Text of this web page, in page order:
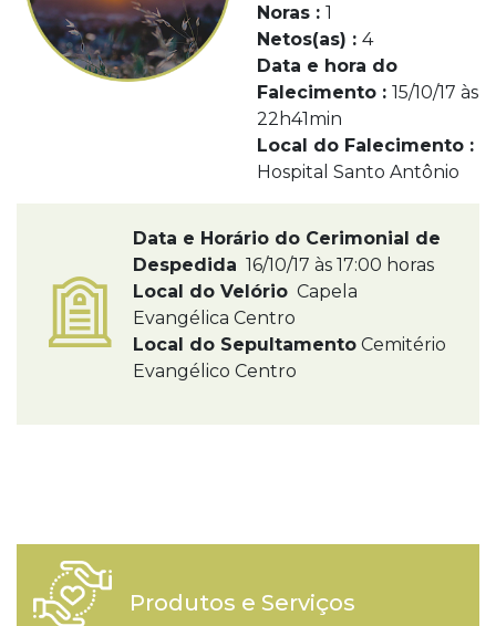
Noras : 1
Netos(as) : 4
Data e hora do
Falecimento : 15/10/17 às
22h41min
Local do Falecimento :
Hospital Santo Antônio
Data e Horário do Cerimonial de
Despedida 16/10/17 às 17:00 horas
Local do Velório Capela
Evangélica Centro
Local do Sepultamento Cemitério
Evangélico Centro
Produtos e Serviços